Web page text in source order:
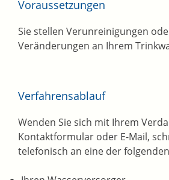
Voraussetzungen
Sie stellen Verunreinigungen
Veränderungen an Ihrem
Verfahrensablauf
Wenden Sie sich mit Ihrem
Kontaktformular oder E-Mail,
telefonisch an eine der